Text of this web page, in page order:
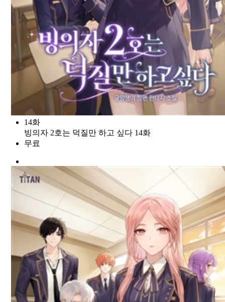
14화
빙의자 2호는 덕질만 하고 싶다 14화
무료